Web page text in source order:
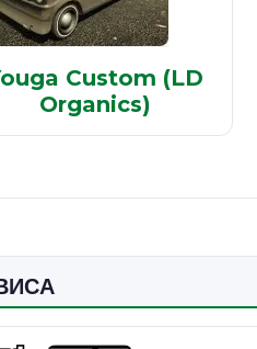
Custom (LD
Organics)